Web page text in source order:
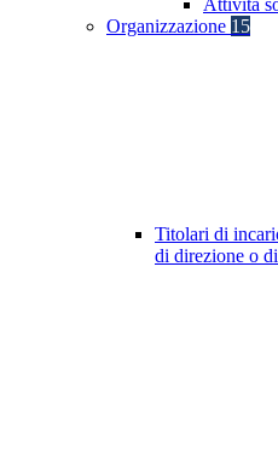
Attività
Organizzazione 15
Titolari di
di direzione o